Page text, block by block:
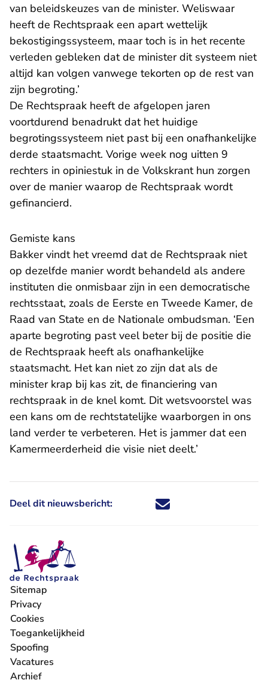
van beleidskeuzes van de minister. Weliswaar
heeft de Rechtspraak een apart wettelijk
bekostigingssysteem, maar toch is in het recente
verleden gebleken dat de minister dit systeem niet
altijd kan volgen vanwege tekorten op de rest van
zijn begroting.’
De Rechtspraak heeft de afgelopen jaren
voortdurend benadruktdat het huidige
begrotingssysteem niet past bij een onafhankelijke
derde staatsmacht. Vorige week nog uitten 9
rechters in opiniestuk in de Volkskrant hun zorgen
over de manier waarop de Rechtspraak wordt
gefinancierd.
Gemiste kans
Bakker vindt het vreemd dat de Rechtspraak niet
op dezelfde manier wordt behandeld als andere
instituten die onmisbaar zijn in een democratische
rechtsstaat, zoals de Eerste en Tweede Kamer, de
Raad van State en de Nationale ombudsman. ‘Een
aparte begroting past veel beter bij de positie die
de Rechtspraak heeft als onafhankelijke
staatsmacht. Het kan niet zo zijn dat als de
minister krap bij kas zit, de financiering van
rechtspraak in de knel komt. Dit wetsvoorstel was
een kans om de rechtstatelijke waarborgen in ons
land verder te verbeteren. Het is jammer dat een
Kamermeerderheid die visie niet deelt.’
Deel dit nieuwsbericht: Deel dit nieuwsbericht via X -
Deel dit nieuwsbericht via
Deel dit nieuwsbericht
Deel dit
Sitemap
Privacy
Cookies
Toegankelijkheid
Spoofing
Vacatures
- U verlaat Rechtspraak.nl
Archief